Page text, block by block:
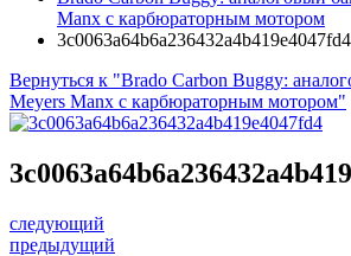
Manx с карбюраторным мотором
3c0063a64b6a236432a4b419e4047fd4
Вернуться к "Brado Carbon Buggy:
Meyers Manx с карбюраторным мотором"
следующий
предыдущий